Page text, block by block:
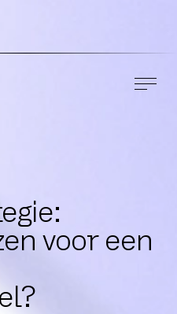
voor een